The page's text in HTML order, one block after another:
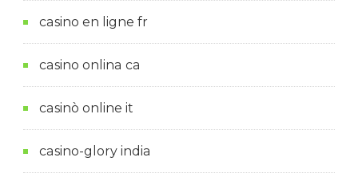
casino en ligne fr
casino onlina ca
casinò online it
casino-glory india